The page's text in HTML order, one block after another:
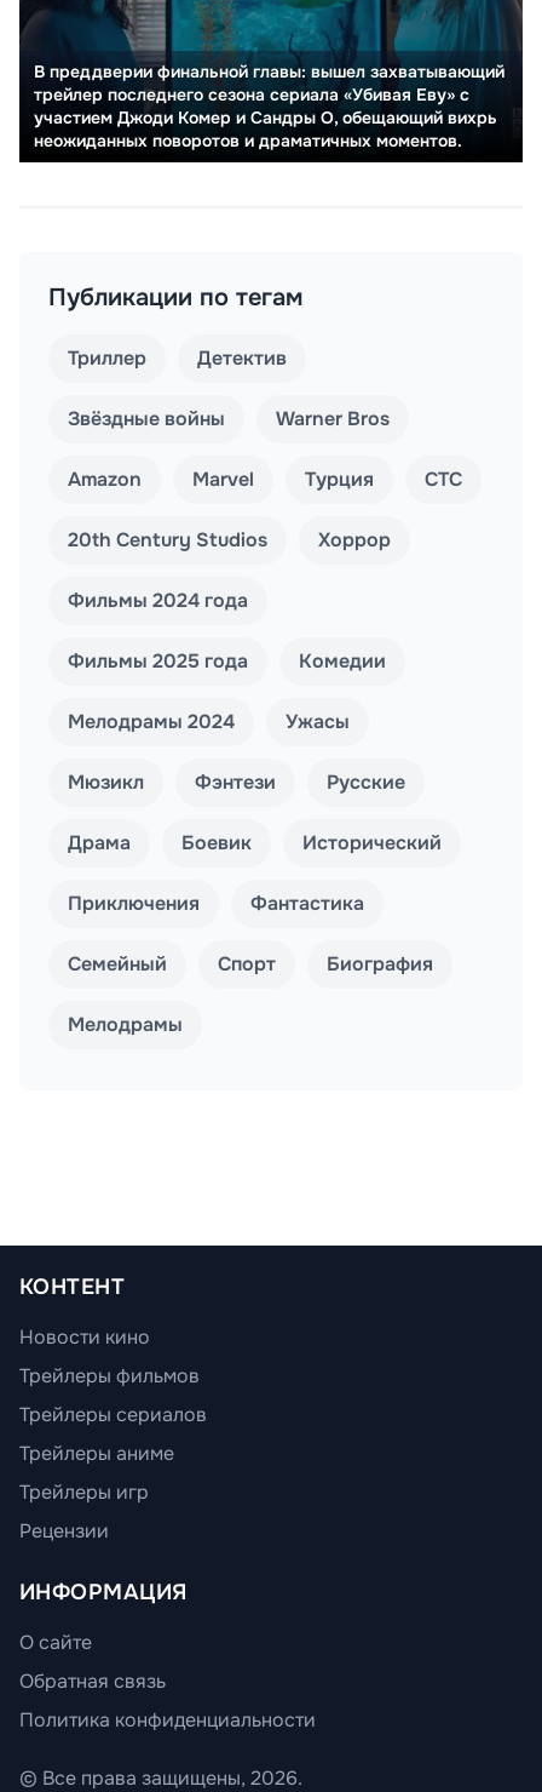
В преддверии финальной главы: вышел захватывающий
трейлер последнего сезона сериала «Убивая Еву» с
участием Джоди Комер и Сандры О, обещающий вихрь
неожиданных поворотов и драматичных моментов.
Публикации по тегам
Триллер Детектив
Звёздные войны Warner Bros
Amazon Marvel Турция СТС
20th Century Studios Хоррор
Фильмы 2024 года
Фильмы 2025 года Комедии
Мелодрамы 2024 Ужасы
Мюзикл Фэнтези Русские
Драма Боевик Исторический
Приключения Фантастика
Семейный Спорт Биография
Мелодрамы
КОНТЕНТ
Новости кино
Трейлеры фильмов
Трейлеры сериалов
Трейлеры аниме
Трейлеры игр
Рецензии
ИНФОРМАЦИЯ
О сайте
Обратная связь
Политика конфиденциальности
© Все права защищены, 2026.